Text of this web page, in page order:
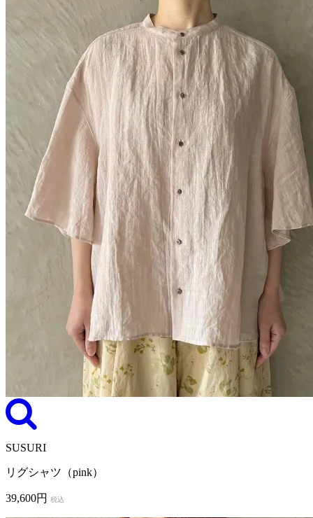
SUSURI
リグシャツ（pink）
39,600円 税込